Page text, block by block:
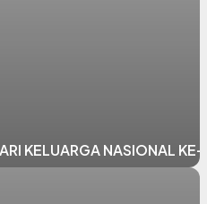
KELUARGA NASIONAL KE-